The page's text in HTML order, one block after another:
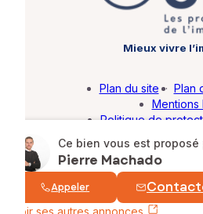
Ce bien vous est proposé
Pierre Machado
Appeler
Voir ses autres annonces
Mieux vivre
© SAFTI 2026. Tous
Plan du site · Plan
Mentions
Politique de